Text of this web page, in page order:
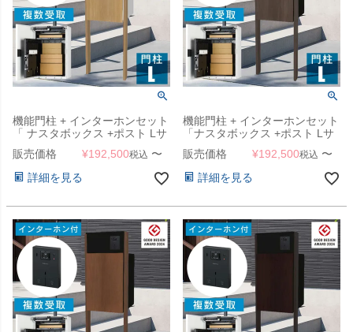
機能門柱 + インターホンセット
「 ナスタボックス +ポスト Lサ
イズ 門柱 ユニット [ アッシュ
]」
販売価格 ¥192,500税込 〜
詳細を見る
機能門柱 + インターホンセット
「ナスタボックス +ポスト Lサ
イズ 門柱 ユニット [ ウォール
ナット ]」
販売価格 ¥192,500税込 〜
詳細を見る